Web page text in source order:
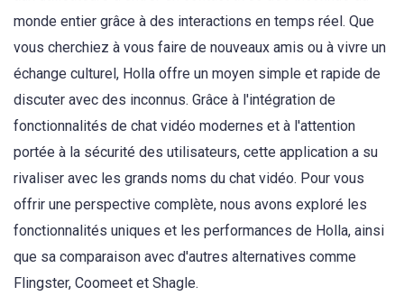
monde entier grâce à des interactions en temps réel. Que
vous cherchiez à vous faire de nouveaux amis ou à vivre un
échange culturel, Holla offre un moyen simple et rapide de
discuter avec des inconnus. Grâce à l'intégration de
fonctionnalités de chat vidéo modernes et à l'attention
portée à la sécurité des utilisateurs, cette application a su
rivaliser avec les grands noms du chat vidéo. Pour vous
offrir une perspective complète, nous avons exploré les
fonctionnalités uniques et les performances de Holla, ainsi
que sa comparaison avec d'autres alternatives comme
Flingster, Coomeet et Shagle.